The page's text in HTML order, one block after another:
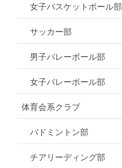
女子バスケットボール部
サッカー部
男子バレーボール部
女子バレーボール部
体育会系クラブ
バドミントン部
チアリーディング部